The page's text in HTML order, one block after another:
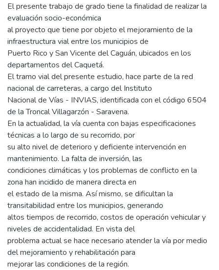
El presente trabajo de grado tiene la finalidad de realizar la
evaluación socio-económica
al proyecto que tiene por objeto el mejoramiento de la
infraestructura vial entre los municipios de
Puerto Rico y San Vicente del Caguán, ubicados en los
departamentos del Caquetá.
El tramo vial del presente estudio, hace parte de la red
nacional de carreteras, a cargo del Instituto
Nacional de Vías - INVIAS, identificada con el código 6504
de la Troncal Villagarzón - Saravena.
En la actualidad, la vía cuenta con bajas especificaciones
técnicas a lo largo de su recorrido, por
su alto nivel de deterioro y deficiente intervención en
mantenimiento. La falta de inversión, las
condiciones climáticas y los problemas de conflicto en la
zona han incidido de manera directa en
el estado de la misma. Así mismo, se dificultan la
transitabilidad entre los municipios, generando
altos tiempos de recorrido, costos de operación vehicular y
niveles de accidentalidad. En vista del
problema actual se hace necesario atender la vía por medio
del mejoramiento y rehabilitación para
mejorar las condiciones de la región.